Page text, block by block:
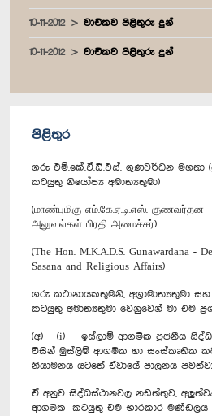
10-11-2012 වාචිකව පිළිතුරු දුන්
10-11-2012 වාචිකව පිළිතුරු දුන්
පිළිතුර
ගරු එම්.කේ.ඒ.ඩී.එස්. ගුණවර්ධන මහතා
කටයුතු නියෝජ්‍ය අමාත්‍යතුමා)
(மாண்புமிகு எம்.கே.ஏ.டி.எஸ்.
அலுவல்கள் பிரதி அமைச்சர்)
(The Hon. M.K.A.D.S. Gunawardana -
Sasana and Religious Affairs)
ගරු කථානායකතුමනි, අග්‍රාමාත්‍යතුමා
කටයුතු අමාත්‍යතුමා වෙනුවෙන් මා එම
(අ) (i) ඉස්ලාම් ආගමික පූජනීය
විසින් මුස්ලිම් ආගමික හා සංස්කෘතික
නියාමනය යටතේ ඒවායේ පාලනය
ඒ අනුව සිද්ධස්ථානවල නඩත්තුව,
ආගමික කටයුතු එම භාරකාර මණ්ඩලය